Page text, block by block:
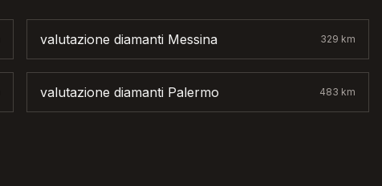
valutazione diamanti Messina 329 km
valutazione diamanti Palermo 483 km